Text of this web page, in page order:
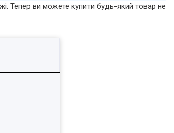
Тепер ви можете купити будь-який товар не